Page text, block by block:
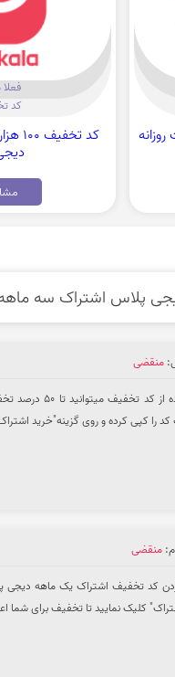
روزانه
فعلا
کد
کد
منقضی
با استفاده
را کپی کرده و روی گزینه"خرید
منقضی
کلیک نمایید تا تخفیف برای شما